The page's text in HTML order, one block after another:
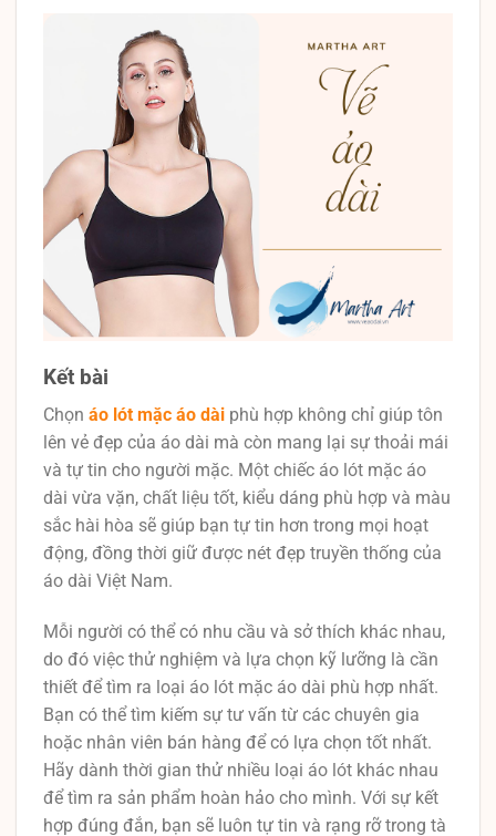
Kết bài
Chọn áo lót mặc áo dài phù hợp không chỉ giúp tôn
lên vẻ đẹp của áo dài mà còn mang lại sự thoải mái
và tự tin cho người mặc. Một chiếc áo lót mặc áo
dài vừa vặn, chất liệu tốt, kiểu dáng phù hợp và màu
sắc hài hòa sẽ giúp bạn tự tin hơn trong mọi hoạt
động, đồng thời giữ được nét đẹp truyền thống của
áo dài Việt Nam.
Mỗi người có thể có nhu cầu và sở thích khác nhau,
do đó việc thử nghiệm và lựa chọn kỹ lưỡng là cần
thiết để tìm ra loại áo lót mặc áo dài phù hợp nhất.
Bạn có thể tìm kiếm sự tư vấn từ các chuyên gia
hoặc nhân viên bán hàng để có lựa chọn tốt nhất.
Hãy dành thời gian thử nhiều loại áo lót khác nhau
để tìm ra sản phẩm hoàn hảo cho mình. Với sự kết
hợp đúng đắn, bạn sẽ luôn tự tin và rạng rỡ trong tà